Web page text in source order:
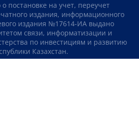
о постановке на учет, переучет
издания, информационного
издания №17614-ИА выдано
связи, информатизации и
по инвестициям и развитию
Казахстан.